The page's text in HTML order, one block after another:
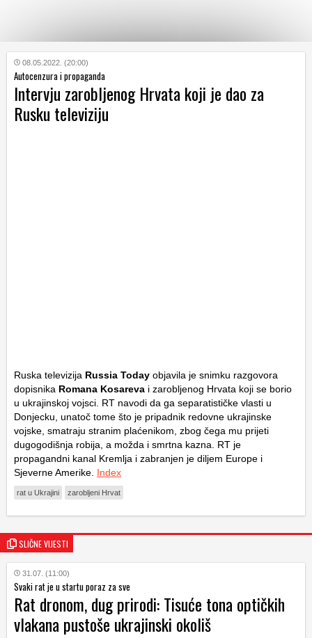
KATEGORIJE
HRVATSKI
WEB
08.05.2022. (20:00)
Autocenzura i propaganda
Intervju zarobljenog Hrvata koji je dao za
Rusku televiziju
Ruska televizija Russia Today objavila je snimku razgovora
dopisnika Romana Kosareva i zarobljenog Hrvata koji se borio
u ukrajinskoj vojsci. RT navodi da ga separatističke vlasti u
Donjecku, unatoč tome što je pripadnik redovne ukrajinske
vojske, smatraju stranim plaćenikom, zbog čega mu prijeti
dugogodišnja robija, a možda i smrtna kazna. RT je
propagandni kanal Kremlja i zabranjen je diljem Europe i
Sjeverne Amerike. Index
rat u Ukrajini zarobljeni Hrvat
SLIČNE VIJESTI
31.07. (11:00)
Svaki rat je u startu poraz za sve
Rat dronom, dug prirodi: Tisuće tona optičkih
vlakana pustoše ukrajinski okoliš